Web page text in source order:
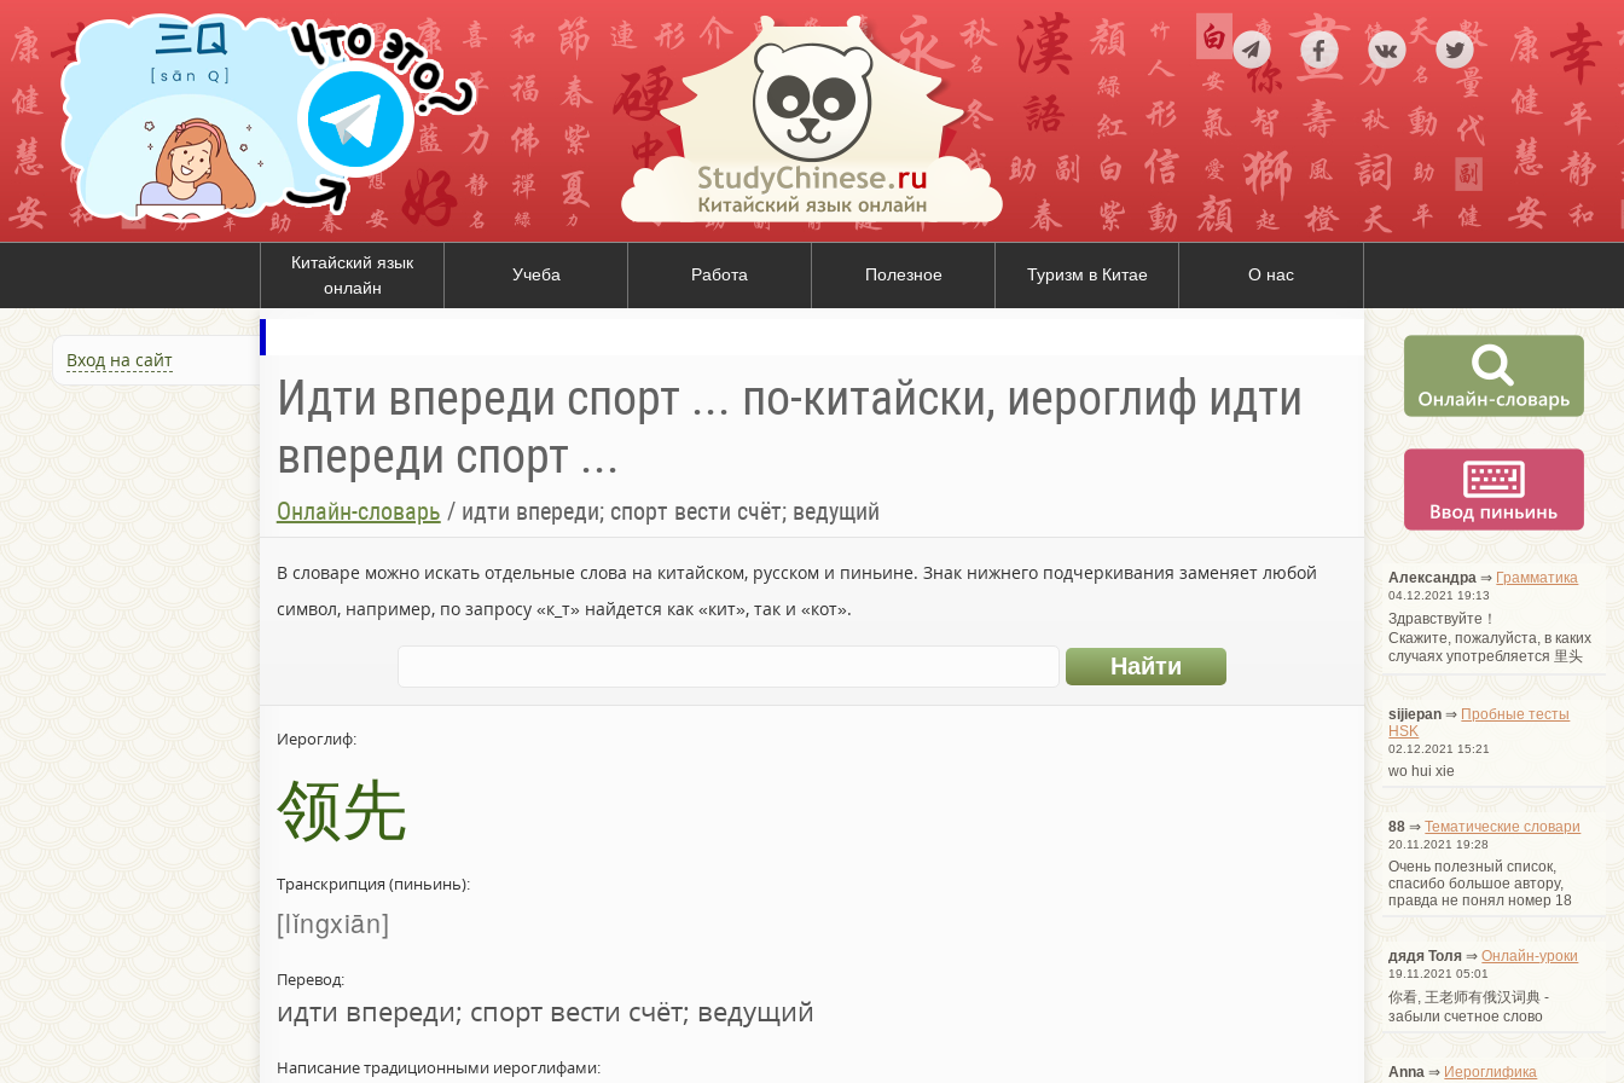
Китайский язык
онлайн
Учеба Работа Полезное Туризм в Китае О нас
Вход на сайт
Идти впереди спорт ... по-китайски, иероглиф идти
впереди спорт ...
Онлайн-словарь / идти впереди; спорт вести счёт; ведущий
В словаре можно искать отдельные слова на китайском, русском и пиньине. Знак нижнего подчеркивания заменяет любой
символ, например, по запросу «к_т» найдется как «кит», так и «кот».
Иероглиф:
领先
Транскрипция (пиньинь):
lǐngxiān
Перевод:
идти впереди; спорт вести счёт; ведущий
Написание традиционными иероглифами:
Александра ⇒ Грамматика
04.12.2021 19:13
Здравствуйте！
Cкажите, пожалуйста, в каких
случаях употребляется 里头
sijiepan ⇒ Пробные тесты
HSK
02.12.2021 15:21
wo hui xie
88 ⇒Тематические словари
20.11.2021 19:28
Очень полезный список,
спасибо большое автору,
правда не понял номер 18
дядя Толя ⇒Онлайн-уроки
19.11.2021 05:01
你看, 王老师有俄汉词典 -
забыли счетное слово
Anna ⇒ Иероглифика